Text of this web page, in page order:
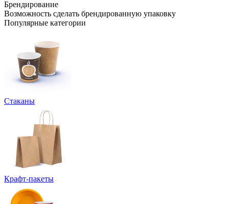
Брендирование
Возможность сделать брендированную упаковку
Популярные категории
Стаканы
Крафт-пакеты